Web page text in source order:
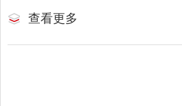
查看更多